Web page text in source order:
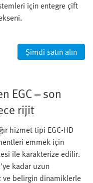
için entegre çift
Şimdi satın alın
EGC – son
rijit
hizmet tipi EGC-HD
emmek için
ile karakterize edilir.
kadar uzun
ve belirgin dinamiklerle